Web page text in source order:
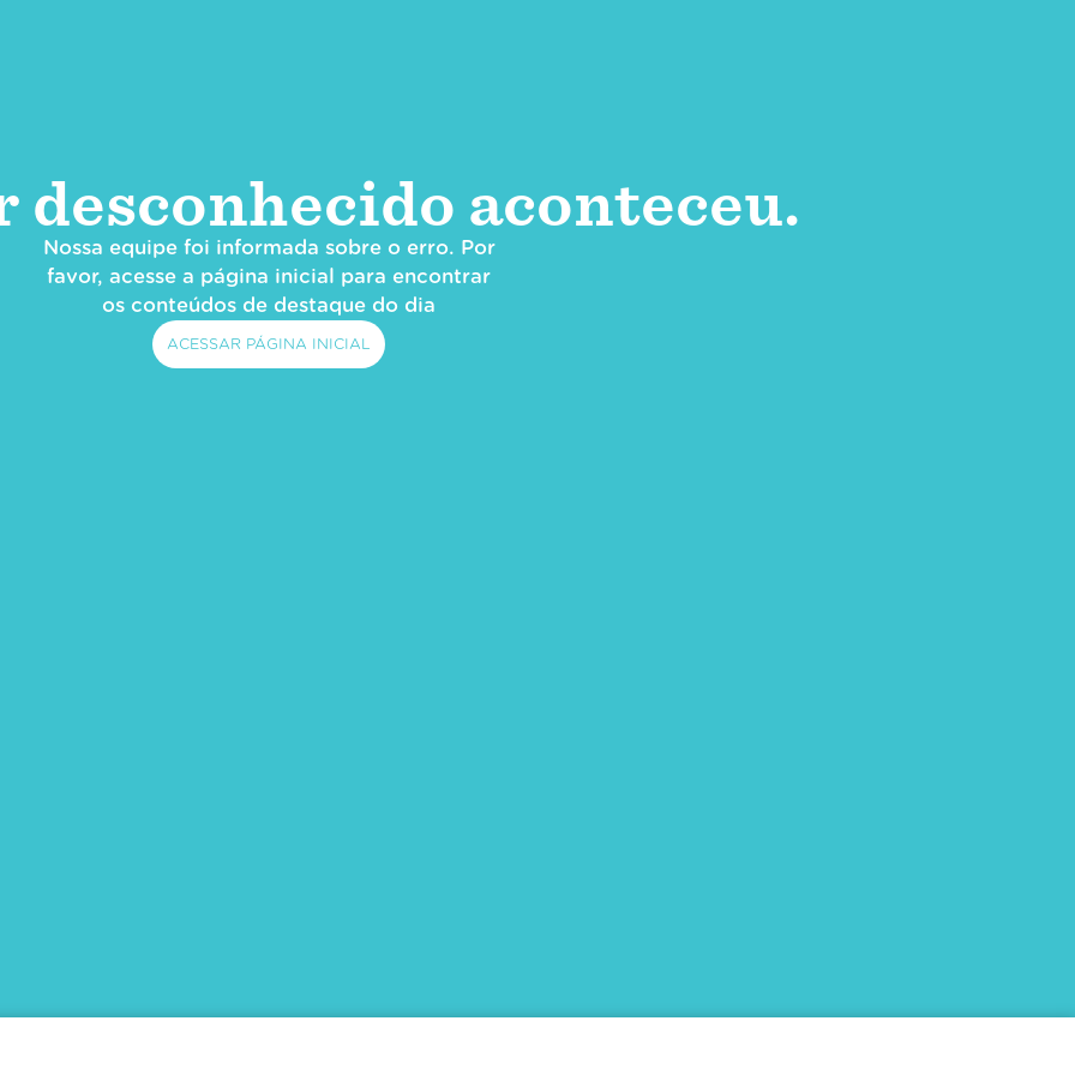
desconhecido aconteceu.
Nossa equipe foi informada sobre o erro. Por
favor, acesse a página inicial para encontrar
os conteúdos de destaque do dia
ACESSAR PÁGINA INICIAL